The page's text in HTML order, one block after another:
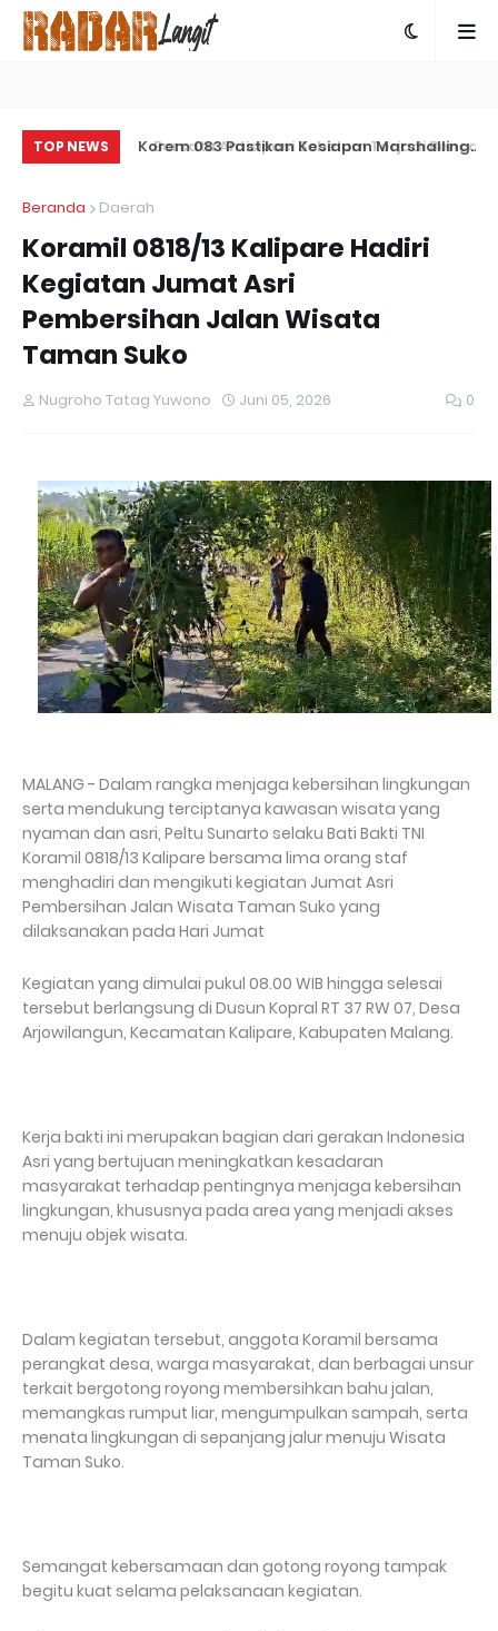
TOP NEWS
Korem 083 Pastikan Kesiapan Marshalling
Bersatu Antisipasi Sebelum Terjadi Bencana
Beranda Daerah
Koramil 0818/13 Kalipare Hadiri
Kegiatan Jumat Asri
Pembersihan Jalan Wisata
Taman Suko
Nugroho Tatag Yuwono Juni 05, 2026 0
MALANG - Dalam rangka menjaga kebersihan lingkungan
serta mendukung terciptanya kawasan wisata yang
nyaman dan asri, Peltu Sunarto selaku Bati Bakti TNI
Koramil 0818/13 Kalipare bersama lima orang staf
menghadiri dan mengikuti kegiatan Jumat Asri
Pembersihan Jalan Wisata Taman Suko yang
dilaksanakan pada Hari Jumat
Kegiatan yang dimulai pukul 08.00 WIB hingga selesai
tersebut berlangsung di Dusun Kopral RT 37 RW 07, Desa
Arjowilangun, Kecamatan Kalipare, Kabupaten Malang.
Kerja bakti ini merupakan bagian dari gerakan Indonesia
Asri yang bertujuan meningkatkan kesadaran
masyarakat terhadap pentingnya menjaga kebersihan
lingkungan, khususnya pada area yang menjadi akses
menuju objek wisata.
Dalam kegiatan tersebut, anggota Koramil bersama
perangkat desa, warga masyarakat, dan berbagai unsur
terkait bergotong royong membersihkan bahu jalan,
memangkas rumput liar, mengumpulkan sampah, serta
menata lingkungan di sepanjang jalur menuju Wisata
Taman Suko.
Semangat kebersamaan dan gotong royong tampak
begitu kuat selama pelaksanaan kegiatan.